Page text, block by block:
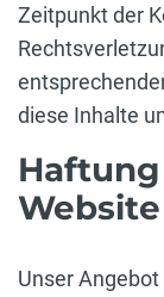
Zeitpunkt der
diese Inhalte
Website
Unser